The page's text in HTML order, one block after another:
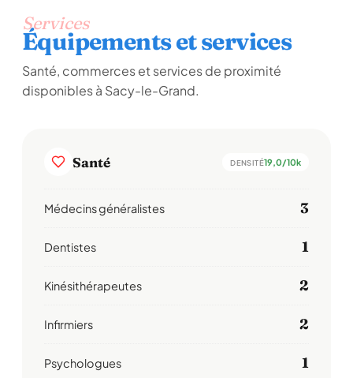
Services
Équipements et services
Santé, commerces et services de proximité
disponibles à Sacy-le-Grand.
Santé DENSITÉ19,0/10k
Médecins généralistes 3
Dentistes 1
Kinésithérapeutes 2
Infirmiers 2
Psychologues 1